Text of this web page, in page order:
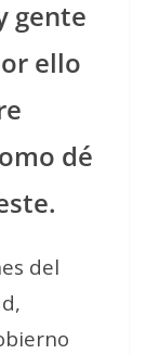
gente
ello
dé
del